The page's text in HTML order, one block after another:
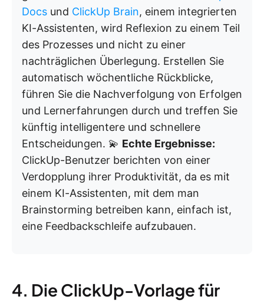
Docs und ClickUp Brain, einem integrierten
KI-Assistenten, wird Reflexion zu einem Teil
des Prozesses und nicht zu einer
nachträglichen Überlegung. Erstellen Sie
automatisch wöchentliche Rückblicke,
führen Sie die Nachverfolgung von Erfolgen
und Lernerfahrungen durch und treffen Sie
künftig intelligentere und schnellere
Entscheidungen. 💫 Echte Ergebnisse:
ClickUp-Benutzer berichten von einer
Verdopplung ihrer Produktivität, da es mit
einem KI-Assistenten, mit dem man
Brainstorming betreiben kann, einfach ist,
eine Feedbackschleife aufzubauen.
4. Die ClickUp-Vorlage für